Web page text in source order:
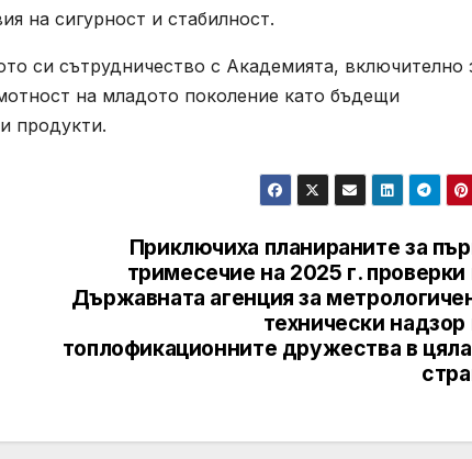
на сигурност и стабилност.
си сътрудничество с Академията, включително
на младото поколение като бъдещи
продукти.
Приключиха планираните за
тримесечие на 2025 г. проверки
Държавната агенция за
технически надзор
топлофикационните дружества в